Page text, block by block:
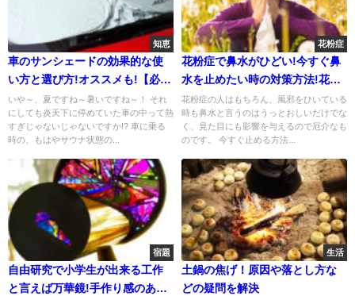
知恵
車のサンシェードの効果的な使
い方と選び方!オススメも!【必
見】
いや～、夏ですね～暑いですね～！ それ
にしても炎天下に停めていた車の中って熱
すぎじゃないじゃないですか!? 車に乗る
時の、もはやサウナ状態の...
花粉症
花粉症で鼻水がひどい!今すぐ鼻
水を止めたい時の対策方法!花粉
症と風邪の判断方法もご紹介
花粉症の人はもちろん、風邪をひいている
時も鼻水と言うのはうっとおしいだけでな
く、見た目にも影響を与えるので厄介なも
のです。 今すぐ止める方法...
宿題
自由研究で小学生が出来る工作
と言えば万華鏡!手作り感のある
生活
土鍋の焦げ！原因や落とし方な
どの疑問を解決